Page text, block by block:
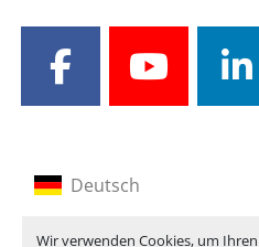
Wir verwenden Cookies, um
facebookyoutube
Deutsch
Englisch